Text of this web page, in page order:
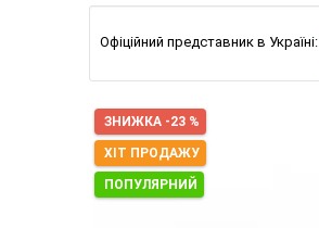
Офіційний представник в Україні:
ЗНИЖКА -23 %
ХІТ ПРОДАЖУ
ПОПУЛЯРНИЙ